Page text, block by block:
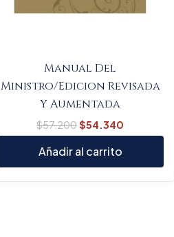
Manual Del
Ministro/Edicion Revisada
Y Aumentada
$57.200$54.340
Añadir al carrito